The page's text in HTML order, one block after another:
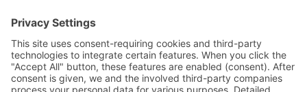
Soll das "direkt" geschehen (teleport) oder
dorthinbewegt werden (also der char soll
dahin gehen)?
„